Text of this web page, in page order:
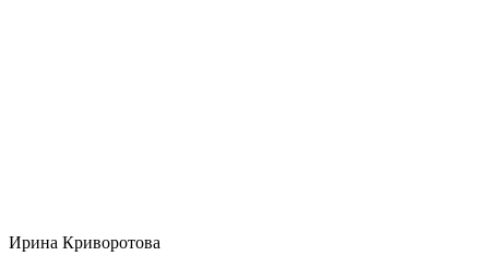
Ирина Криворотова